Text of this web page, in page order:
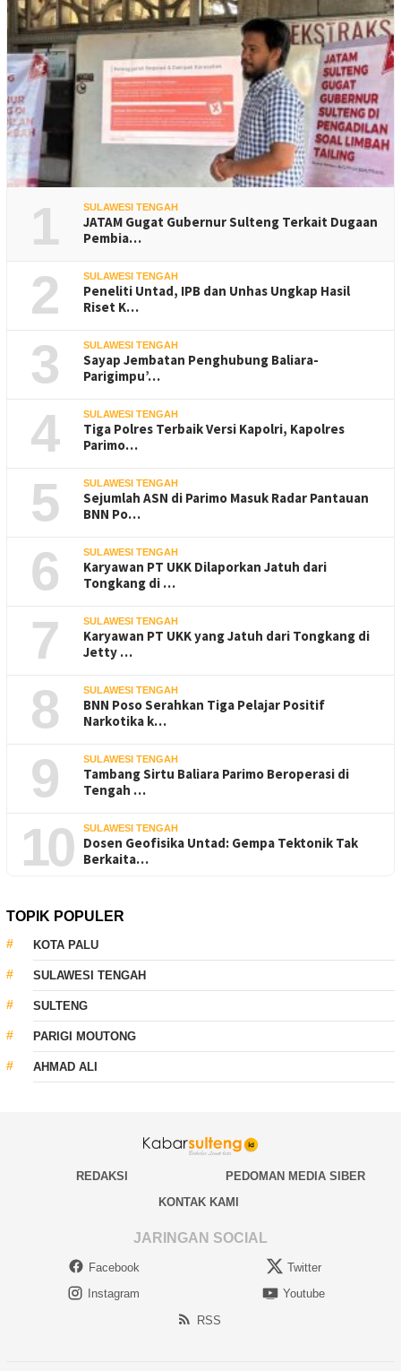
1 SULAWESI TENGAH
JATAM Gugat Gubernur Sulteng Terkait Dugaan
Pembia…
2 SULAWESI TENGAH
Peneliti Untad, IPB dan Unhas Ungkap Hasil
Riset K…
3 SULAWESI TENGAH
Sayap Jembatan Penghubung Baliara-
Parigimpu’…
4 SULAWESI TENGAH
Tiga Polres Terbaik Versi Kapolri, Kapolres
Parimo…
5 SULAWESI TENGAH
Sejumlah ASN di Parimo Masuk Radar Pantauan
BNN Po…
6 SULAWESI TENGAH
Karyawan PT UKK Dilaporkan Jatuh dari
Tongkang di …
7 SULAWESI TENGAH
Karyawan PT UKK yang Jatuh dari Tongkang di
Jetty …
8 SULAWESI TENGAH
BNN Poso Serahkan Tiga Pelajar Positif
Narkotika k…
9 SULAWESI TENGAH
Tambang Sirtu Baliara Parimo Beroperasi di
Tengah …
10 SULAWESI TENGAH
Dosen Geofisika Untad: Gempa Tektonik Tak
Berkaita…
TOPIK POPULER
KOTA PALU
SULAWESI TENGAH
SULTENG
PARIGI MOUTONG
AHMAD ALI
REDAKSI
PEDOMAN MEDIA SIBER
KONTAK KAMI
JARINGAN SOCIAL
Facebook
Twitter
Instagram
Youtube
RSS